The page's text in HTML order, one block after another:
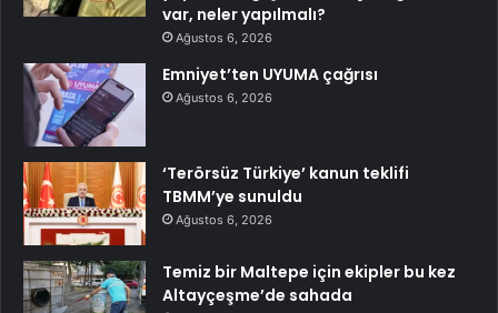
var, neler yapılmalı?
Ağustos 6, 2026
Emniyet’ten UYUMA çağrısı
Ağustos 6, 2026
‘Terörsüz Türkiye’ kanun teklifi
TBMM’ye sunuldu
Ağustos 6, 2026
Temiz bir Maltepe için ekipler bu kez
Altayçeşme’de sahada